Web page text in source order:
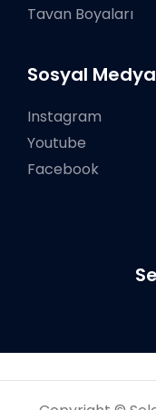
Tavan Boyaları
Sosyal Medya
Instagram
Youtube
Facebook